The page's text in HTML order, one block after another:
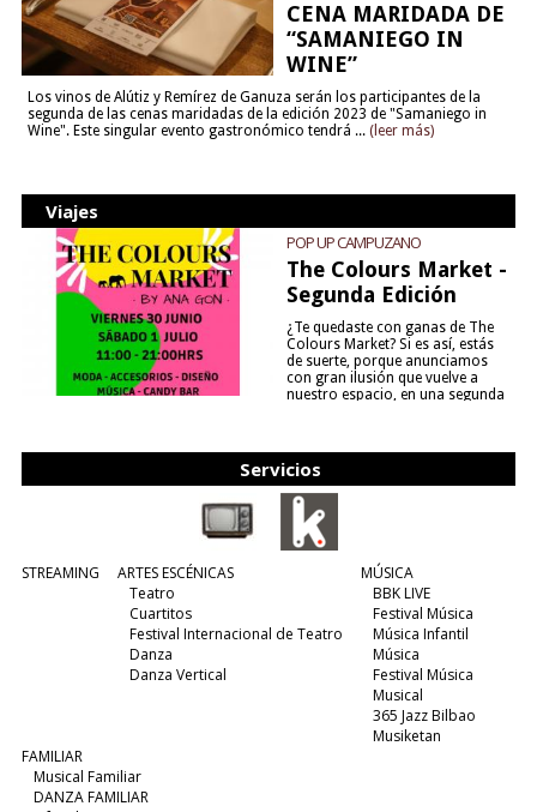
CENA MARIDADA DE
“SAMANIEGO IN
WINE”
Los vinos de Alútiz y Remírez de Ganuza serán los participantes de la
segunda de las cenas maridadas de la edición 2023 de "Samaniego in
Wine". Este singular evento gastronómico tendrá ... (leer más)
Viajes
POP UP CAMPUZANO
The Colours Market -
Segunda Edición
¿Te quedaste con ganas de The
Colours Market? Si es así, estás
de suerte, porque anunciamos
con gran ilusión que vuelve a
nuestro espacio, en una segunda
Servicios
STREAMING
ARTES ESCÉNICAS
Teatro
Cuartitos
Festival Internacional de Teatro
Danza
Danza Vertical
MÚSICA
BBK LIVE
Festival Música
Música Infantil
Música
Festival Música
Musical
365 Jazz Bilbao
Musiketan
FAMILIAR
Musical Familiar
DANZA FAMILIAR